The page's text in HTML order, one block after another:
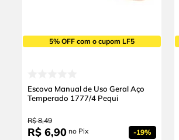
5% OFF com o cupom LF5
Escova Manual de Uso Geral Aço
Temperado 1777/4 Pequi
R$ 8,49
R$ 6,90 no Pix -19%